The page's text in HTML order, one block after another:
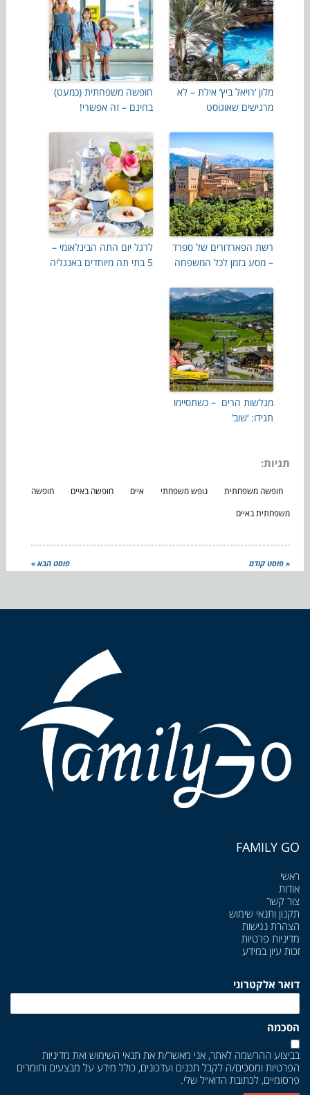
מלון ‘רויאל ביץ’ אילת – לא
מרגישים שאוגוסט
חופשה משפחתית (כמעט)
בחינם – זה אפשרי!
רשת הפארדורים של ספרד
– מסע בזמן לכל המשפחה
לרגל יום התה הבינלאומי –
5 בתי תה מיוחדים באנגליה
מגלשות הרים – כשתסיימו
תגידו: ‘שוב’
תגיות:
חופשה משפחתית נופש משפחתי איים חופשה באיים
חופשה
משפחתית באיים
« פוסט קודם פוסט הבא »
FAMILY GO
ראשי
אודות
צור קשר
תקנון ותנאי שימוש
הצהרת נגישות
מדיניות פרטיות
זכות עיון במידע
דואר אלקטרוני
הסכמה
בביצוע ההרשמה לאתר, אני מאשר/ת את תנאי השימוש ואת מדיניות
הפרטיות ומסכים/ה לקבל תכנים ועדכונים, כולל מידע על מבצעים וחומרים
פרסומיים, לכתובת הדוא״ל שלי.